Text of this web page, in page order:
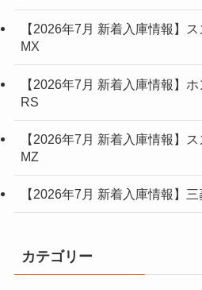
【2026年7月 新着入庫情報】
MX
【2026年7月 新着入庫情報】
RS
【2026年7月 新着入庫情報】
MZ
【2026年7月 新着入庫情報】
カテゴリー